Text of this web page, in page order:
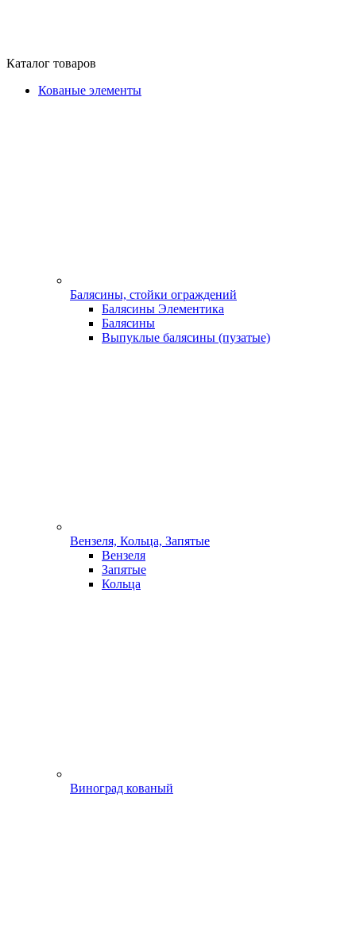
Каталог товаров
Кованые элементы
Балясины, стойки ограждений
Балясины Элементика
Балясины
Выпуклые балясины (пузатые)
Вензеля, Кольца, Запятые
Вензеля
Запятые
Кольца
Виноград кованый